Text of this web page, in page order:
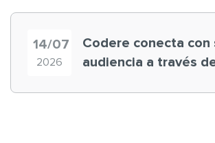
14/07
2026
Codere conecta con
audiencia a través